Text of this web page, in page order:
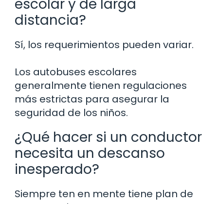
escolar y de larga
distancia?
Sí, los requerimientos pueden variar.
Los autobuses escolares
generalmente tienen regulaciones
más estrictas para asegurar la
seguridad de los niños.
¿Qué hacer si un conductor
necesita un descanso
inesperado?
Siempre ten en mente tiene plan de